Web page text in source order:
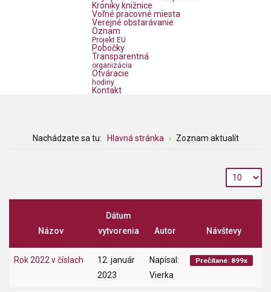
Kroniky knižnice
Voľné pracovné miesta
Verejné obstarávanie
Oznam
Projekt EU
Pobočky
Transparentná
organizácia
Otváracie
hodiny
Kontakt
Nachádzate sa tu: Hlavná stránka Zoznam aktualít
Názov
Dátum
vytvorenia
Autor Návštevy
Rok 2022 v číslach
12. január
2023
Napísal:
Vierka
Prečítané: 899x